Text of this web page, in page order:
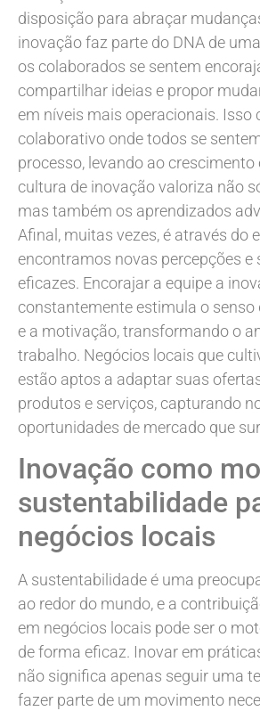
disposição para abraçar
inovação faz parte do DNA de
os colaborados se sentem
compartilhar ideias e propor
em níveis mais operacionais. Isso
colaborativo onde todos se
processo, levando ao crescimento
cultura de inovação valoriza não
mas também os aprendizados
Afinal, muitas vezes, é através do
encontramos novas percepções e
eficazes. Encorajar a equipe a
constantemente estimula o senso
e a motivação, transformando o
trabalho. Negócios locais que
estão aptos a adaptar suas
produtos e serviços, capturando
oportunidades de mercado que
Inovação como
sustentabilidade
negócios locais
A sustentabilidade é uma
ao redor do mundo, e a
em negócios locais pode ser o
de forma eficaz. Inovar em
não significa apenas seguir uma
fazer parte de um movimento